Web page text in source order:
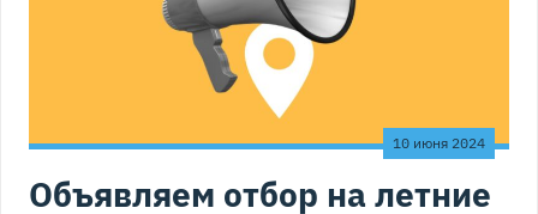
10 июня 2024
Объявляем отбор на летние